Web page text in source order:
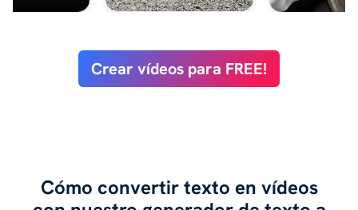
Crear vídeos para FREE!
Cómo convertir texto en vídeos